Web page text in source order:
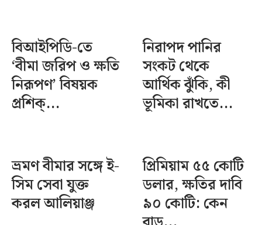
বিআইপিডি-তে
‘বীমা জরিপ ও ক্ষতি
নিরূপণ’ বিষয়ক
প্রশিক্...
নিরাপদ পানির
সংকট থেকে
আর্থিক ঝুঁকি, কী
ভূমিকা রাখতে...
ভ্রমণ বীমার সঙ্গে ই-
সিম সেবা যুক্ত
করল আলিয়াঞ্জ
প্রিমিয়াম ৫৫ কোটি
ডলার, ক্ষতির দাবি
৯০ কোটি: কেন